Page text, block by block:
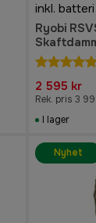
inkl.
Ryobi
18V
2 595 kr
Rek. pris 3
I lager
Nyhet